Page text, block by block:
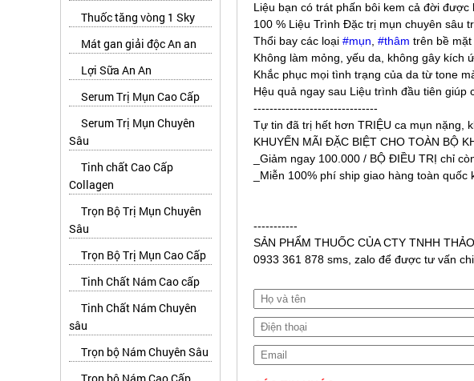
Thuốc tăng vòng 1 Sky
Mát gan giải độc An an
Lợi Sữa An An
Serum Trị Mụn Cao Cấp
Serum Trị Mụn Chuyên
Sâu
Tinh chất Cao Cấp
Collagen
Trọn Bộ Trị Mụn Chuyên
Sâu
Trọn Bộ Trị Mụn Cao Cấp
Tinh Chất Nám Cao cấp
Tinh Chất Nám Chuyên
sâu
Trọn bộ Nám Chuyên Sâu
Liệu bạn có trát phấn bôi kem cả đời được
100 % Liệu Trình Đặc trị mụn chuyên sâu
Thổi bay các loại #mụn, #thâm trên bề mặt
Không làm mỏng, yếu da, không gây kích
Khắc phục mọi tình trạng của da từ tone
Hệu quả ngay sau Liệu trình đầu tiên
-------------------------------
Tự tin đã trị hết hơn TRIỆU ca mụn nặng,
KHUYẾN MÃI ĐẶC BIỆT CHO TOÀN BỘ
_Giảm ngay 100.000 / BỘ ĐIỀU TRỊ chỉ
_Miễn 100% phí ship giao hàng toàn quốc
-----------
SẢN PHẨM THUỐC CỦA CTY TNHH
0933 361 878 sms, zalo để được tư vấn